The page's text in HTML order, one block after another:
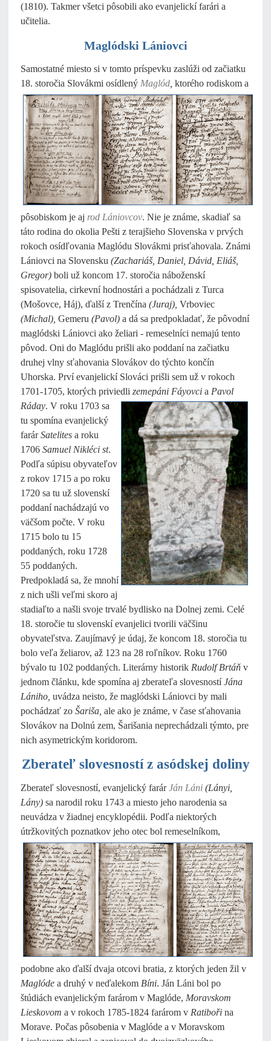
(1810). Takmer všetci pôsobili ako evanjelickí farári a
učitelia.
Maglódski Lániovci
Samostatné miesto si v tomto príspevku zaslúži od začiatku
18. storočia Slovákmi osídlený Maglód ktorého rodiskom a
pôsobiskom je aj rod Lániovcov. Nie je známe, skadiaľ sa
táto rodina do okolia Pešti z terajšieho Slovenska v prvých
rokoch osídľovania Maglódu Slovákmi prisťahovala. Známi
Lániovci na Slovensku (Zachariáš, Daniel, Dávid, Eliáš,
Gregor) boli už koncom 17. storočia náboženskí
spisovatelia, cirkevní hodnostári a pochádzali z Turca
(Mošovce, Háj), ďalší z Trenčína (Juraj), Vrboviec
(Michal), Gemeru (Pavol) a dá sa predpokladať, že pôvodní
maglódski Lániovci ako želiari - remeselníci nemajú tento
pôvod. Oni do Maglódu prišli ako poddaní na začiatku
druhej vlny sťahovania Slovákov do týchto končín
Uhorska. Prví evanjelickí Slováci prišli sem už v rokoch
1701-1705, ktorých priviedli zemepáni Fáyovci a Pavol
Ráday. V roku 1703 sa
tu spomína evanjelický
farárSatelites a roku
1706 Samuel Nikléci st.
Podľa súpisu obyvateľov
z rokov 1715 a po roku
1720 sa tu už slovenskí
poddaní nachádzajú vo
väčšom počte. V roku
1715 bolo tu 15
poddaných, roku 1728
55 poddaných.
Predpokladá sa, že mnohí
z nich ušli veľmi skoro aj
stadiaľto a našli svoje trvalé bydlisko na Dolnej zemi. Celé
18. storočie tu slovenskí evanjelici tvorili väčšinu
obyvateľstva. Zaujímavý je údaj, že koncom 18. storočia tu
bolo veľa želiarov, až 123 na 28 roľníkov. Roku 1760
bývalo tu 102 poddaných. Literárny historik Rudolf Brtáň v
jednom článku, kde spomína aj zberateľa slovesnostíJána
Lániho, uvádza neisto, že maglódski Lániovci by mali
pochádzať zo Šariša, ale ako je známe, v čase sťahovania
Slovákov na Dolnú zem, Šarišania neprechádzali týmto, pre
nich asymetrickým koridorom.
Zberateľ slovesností z asódskej doliny
Zberateľ slovesností, evanjelický farárJán Láni (Lányi,
Lány) sa narodil roku 1743 a miesto jeho narodenia sa
neuvádza v žiadnej encyklopédii. Podľa niektorých
útržkovitých poznatkov jeho otec bol remeselníkom,
podobne ako ďalší dvaja otcovi bratia, z ktorých jeden žil v
Maglóde a druhý v neďalekom Bíni. Ján Láni bol po
štúdiách evanjelickým farárom v Maglóde, Moravskom
Lieskovom a v rokoch 1785-1824 farárom v Ratiboři na
Morave. Počas pôsobenia v Maglóde a v Moravskom